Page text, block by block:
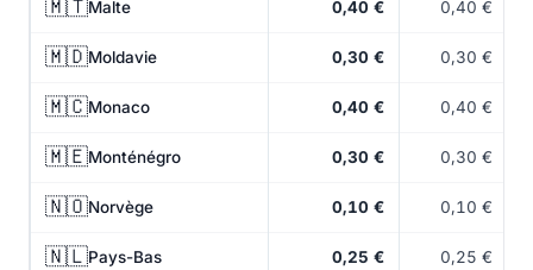
🇲🇹Malte 0,40 € 0,40 €
🇲🇩Moldavie 0,30 € 0,30 €
🇲🇨Monaco 0,40 € 0,40 €
🇲🇪Monténégro 0,30 € 0,30 €
🇳🇴Norvège 0,10 € 0,10 €
🇳🇱Pays-Bas 0,25 € 0,25 €